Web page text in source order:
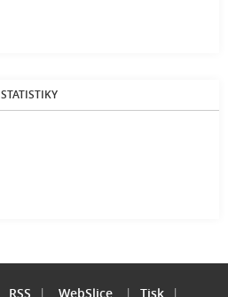
STATISTIKY
RSS | WebSlice | Tisk |